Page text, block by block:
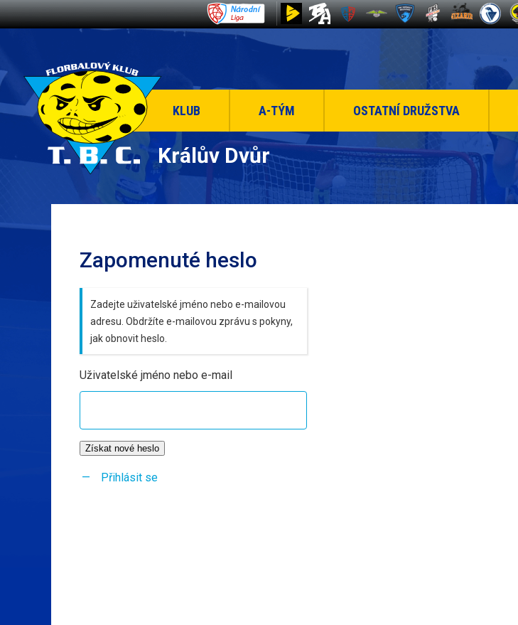
KLUB A-TÝM OSTATNÍ DRUŽSTVA
Králův Dvůr
Zapomenuté heslo
Zadejte uživatelské jméno nebo e-mailovou
adresu. Obdržíte e-mailovou zprávu s pokyny,
jak obnovit heslo.
Uživatelské jméno nebo e-mail
Získat nové heslo
Přihlásit se